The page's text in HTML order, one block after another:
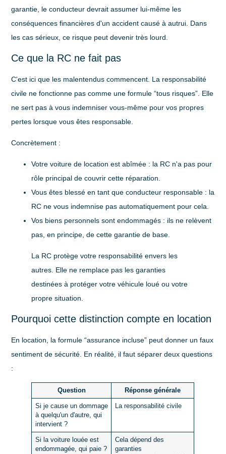
garantie, le conducteur devrait assumer lui-même les
conséquences financières d'un accident causé à autrui. Dans
les cas sérieux, ce risque peut devenir très lourd.
Ce que la RC ne fait pas
C'est ici que les malentendus commencent. La responsabilité
civile ne fonctionne pas comme une formule “tous risques”. Elle
ne sert pas à vous indemniser vous-même pour vos propres
pertes lorsque vous êtes responsable.
Concrètement :
Votre voiture de location est abîmée : la RC n'a pas pour
rôle principal de couvrir cette réparation.
Vous êtes blessé en tant que conducteur responsable : la
RC ne vous indemnise pas automatiquement pour cela.
Vos biens personnels sont endommagés : ils ne relèvent
pas, en principe, de cette garantie de base.
La RC protège votre responsabilité envers les
autres. Elle ne remplace pas les garanties
destinées à protéger votre véhicule loué ou votre
propre situation.
Pourquoi cette distinction compte en location
En location, la formule “assurance incluse” peut donner un faux
sentiment de sécurité. En réalité, il faut séparer deux questions
:
Question Réponse générale
Si je cause un dommage
à quelqu'un d'autre, qui
intervient ?
La responsabilité civile
Si la voiture louée est
endommagée, qui paie ?
Cela dépend des
garanties